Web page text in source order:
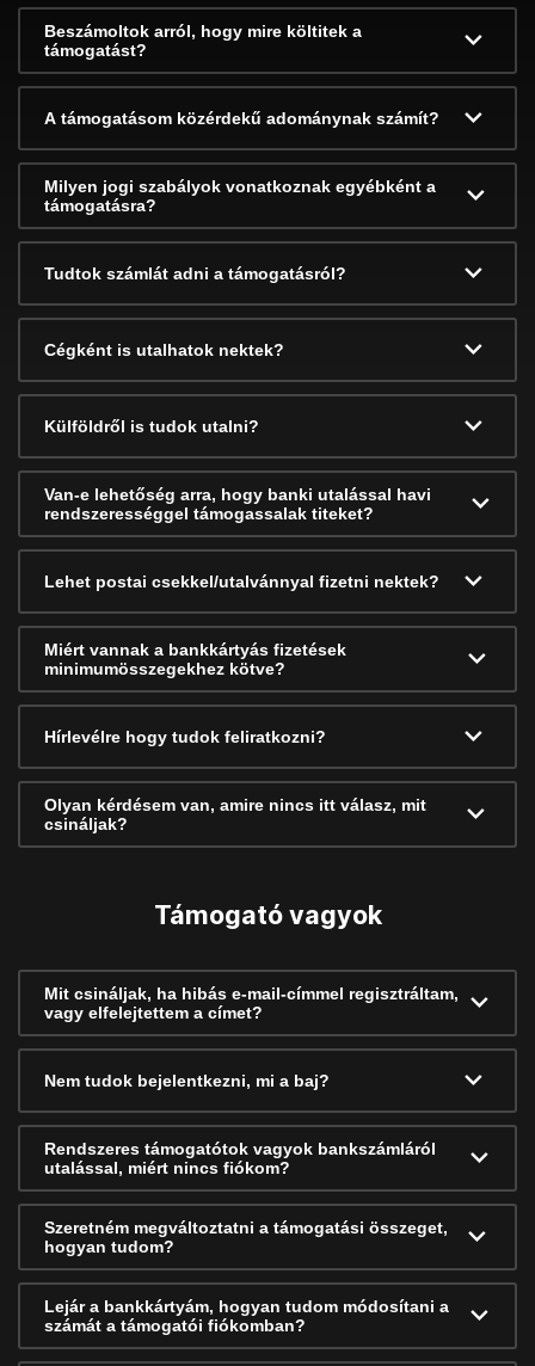
Beszámoltok arról, hogy mire költitek a
támogatást?
A támogatásom közérdekű adománynak számít?
Milyen jogi szabályok vonatkoznak egyébként a
támogatásra?
Tudtok számlát adni a támogatásról?
Cégként is utalhatok nektek?
Külföldről is tudok utalni?
Van-e lehetőség arra, hogy banki utalással havi
rendszerességgel támogassalak titeket?
Lehet postai csekkel/utalvánnyal fizetni nektek?
Miért vannak a bankkártyás fizetések
minimumösszegekhez kötve?
Hírlevélre hogy tudok feliratkozni?
Olyan kérdésem van, amire nincs itt válasz, mit
csináljak?
Támogató vagyok
Mit csináljak, ha hibás e-mail-címmel regisztráltam,
vagy elfelejtettem a címet?
Nem tudok bejelentkezni, mi a baj?
Rendszeres támogatótok vagyok bankszámláról
utalással, miért nincs fiókom?
Szeretném megváltoztatni a támogatási összeget,
hogyan tudom?
Lejár a bankkártyám, hogyan tudom módosítani a
számát a támogatói fiókomban?